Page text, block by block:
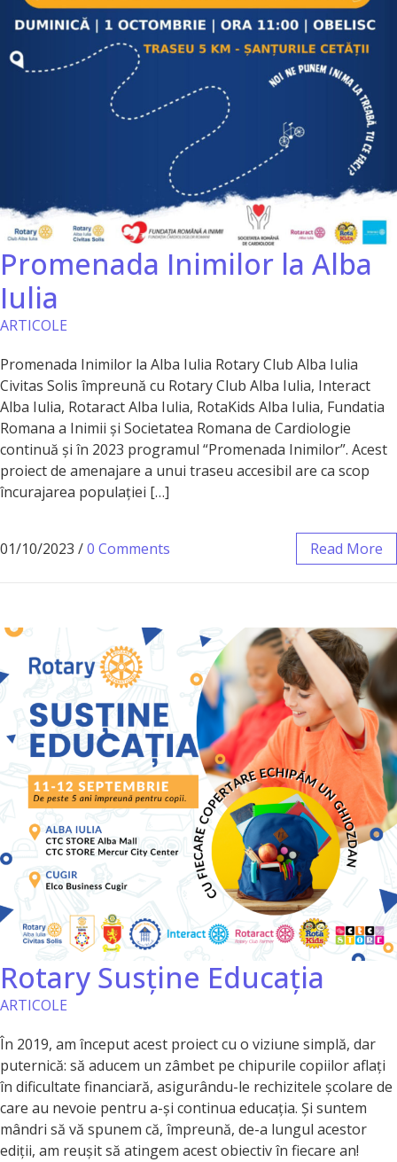
Promenada Inimilor la Alba
Iulia
ARTICOLE
Promenada Inimilor la Alba Iulia Rotary Club Alba Iulia
Civitas Solis împreună cu Rotary Club Alba Iulia, Interact
Alba Iulia, Rotaract Alba Iulia, RotaKids Alba Iulia, Fundatia
Romana a Inimii și Societatea Romana de Cardiologie
continuă și în 2023 programul “Promenada Inimilor”. Acest
proiect de amenajare a unui traseu accesibil are ca scop
încurajarea populației […]
01/10/2023 /0 Comments Read More
Rotary Susține Educația
ARTICOLE
În 2019, am început acest proiect cu o viziune simplă, dar
puternică: să aducem un zâmbet pe chipurile copiilor aflați
în dificultate financiară, asigurându-le rechizitele școlare de
care au nevoie pentru a-și continua educația. Și suntem
mândri să vă spunem că, împreună, de-a lungul acestor
ediții, am reușit să atingem acest obiectiv în fiecare an!